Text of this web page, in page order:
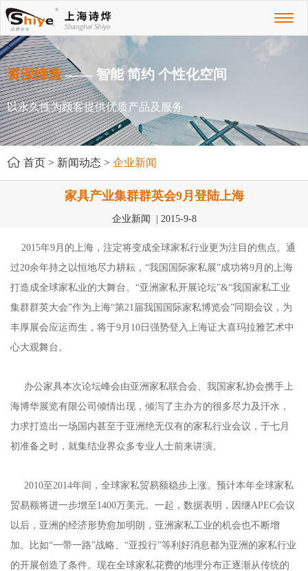
资深缔造—— 智能 简约 个性化空间
以永久性为顾客提供优质产品及服务
首页 > 新闻动态 > 企业新闻
家具产业集群群英会9月登陆上海
企业新闻 | 2015-9-8
2015年9月的上海，注定将变成全球家私行业更为注目的焦点。通
过20余年持之以恒地尽力耕耘，“我国国际家私展”成功将9月的上海
打造成全球家私业的大舞台。“亚洲家私开展论坛”&“我国家私工业
集群群英大会”作为上海“第21届我国国际家私博览会”同期会议，为
丰厚展会应运而生，将于9月10日强势登入上海证大喜玛拉雅艺术中
心大观舞台。
办公家具本次论坛峰会由亚洲家私联合会、我国家私协会携手上
海博华展览有限公司倾情出现，倾泻了主办方的很多尽力及汗水，
力求打造出一场国内甚至于亚洲绝无仅有的家私行业会议，于七月
初准备之时，就集结业界众多专业人士前来讲演。
2010至2014年间，全球家私贸易额稳步上涨。预计本年全球家私
贸易额将进一步增至1400万美元。一起，数据表明，因继APEC会议
以后，亚洲的经济形势愈加明朗，亚洲家私工业的机会也不断增
加。比如“一带一路”战略、“亚投行”等利好消息都为亚洲的家私行业
的开展创造了条件。现在全球家私花费的地理分布正逐渐从传统的